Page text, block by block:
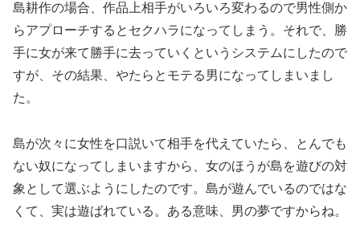
島耕作の場合、作品上相手がいろいろ変わるので男性側か
らアプローチするとセクハラになってしまう。それで、勝
手に女が来て勝手に去っていくというシステムにしたので
すが、その結果、やたらとモテる男になってしまいまし
た。
島が次々に女性を口説いて相手を代えていたら、とんでも
ない奴になってしまいますから、女のほうが島を遊びの対
象として選ぶようにしたのです。島が遊んでいるのではな
くて、実は遊ばれている。ある意味、男の夢ですからね。